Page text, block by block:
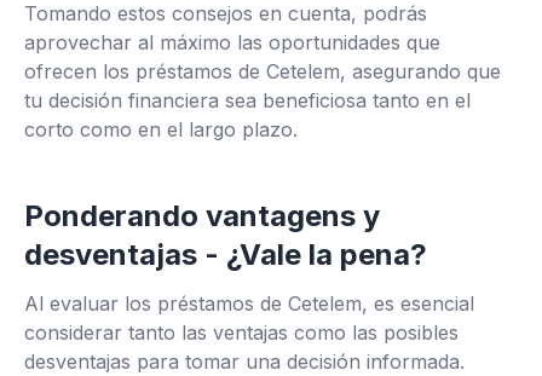
Tomando estos consejos en cuenta, podrás
aprovechar al máximo las oportunidades que
ofrecen los préstamos de Cetelem, asegurando que
tu decisión financiera sea beneficiosa tanto en el
corto como en el largo plazo.
Ponderando vantagens y
desventajas - ¿Vale la pena?
Al evaluar los préstamos de Cetelem, es esencial
considerar tanto las ventajas como las posibles
desventajas para tomar una decisión informada.